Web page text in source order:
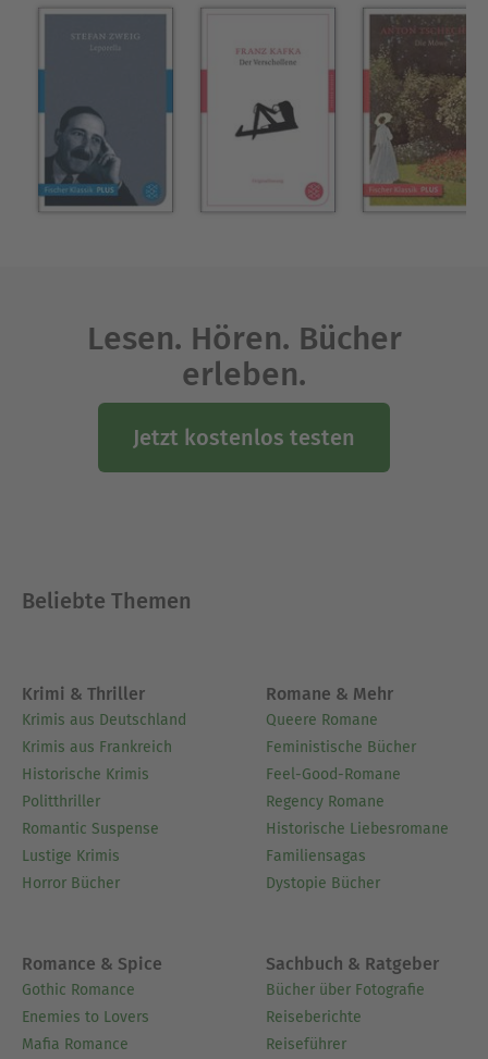
›Der Wendepunkt‹. Klaus Mann starb 1949 in
Cannes.
Lesen. Hören. Bücher
erleben.
Jetzt kostenlos testen
Beliebte Themen
Krimi & Thriller
Krimis aus Deutschland
Krimis aus Frankreich
Historische Krimis
Politthriller
Romantic Suspense
Lustige Krimis
Horror Bücher
Romane & Mehr
Queere Romane
Feministische Bücher
Feel-Good-Romane
Regency Romane
Historische Liebesromane
Familiensagas
Dystopie Bücher
Romance & Spice
Gothic Romance
Enemies to Lovers
Mafia Romance
Sachbuch & Ratgeber
Bücher über Fotografie
Reiseberichte
Reiseführer